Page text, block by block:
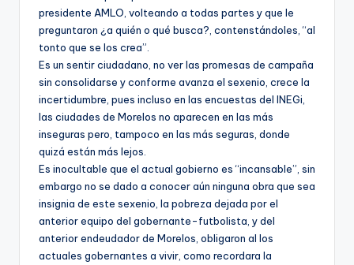
presidente AMLO, volteando a todas partes y que le
preguntaron ¿a quién o qué busca?, contenstándoles, “al
tonto que se los crea”.
Es un sentir ciudadano, no ver las promesas de campaña
sin consolidarse y conforme avanza el sexenio, crece la
incertidumbre, pues incluso en las encuestas del INEGi,
las ciudades de Morelos no aparecen en las más
inseguras pero, tampoco en las más seguras, donde
quizá están más lejos.
Es inocultable que el actual gobierno es “incansable”, sin
embargo no se dado a conocer aún ninguna obra que sea
insignia de este sexenio, la pobreza dejada por el
anterior equipo del gobernante-futbolista, y del
anterior endeudador de Morelos, obligaron al los
actuales gobernantes a vivir, como recordara la